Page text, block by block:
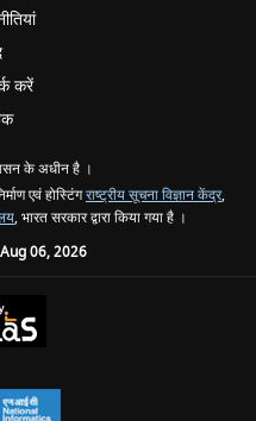
करें
के अधीन है ।
एवं होस्टिंगराष्ट्रीय सूचना विज्ञान केंद्र,
, भारत सरकार द्वारा किया गया है ।
Aug 06, 2026